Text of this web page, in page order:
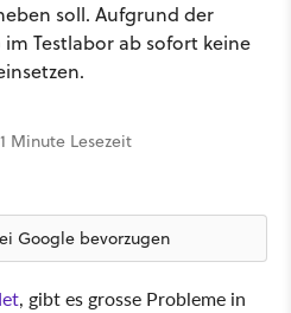
soll. Aufgrund der
Testlabor ab sofort keine
Minute Lesezeit
Google bevorzugen
, gibt es grosse Probleme in